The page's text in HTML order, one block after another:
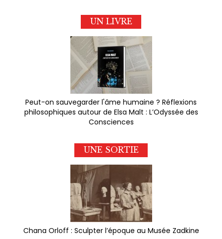
UN LIVRE
Peut-on sauvegarder l'âme humaine ? Réflexions
philosophiques autour de Elsa Malt : L’Odyssée des
Consciences
UNE SORTIE
Chana Orloff : Sculpter l’époque au Musée Zadkine